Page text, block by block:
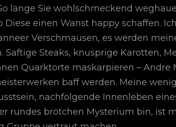
lange Sie wohlschmeckend
einen Wanst happy schaffen.
Verschmausen, es werden
Steaks, knusprige Karotten,
Quarktorte maskarpieren – Andre
baff werden. Meine
nachfolgende Innenleben
rundes brötchen Mysterium bin, ist